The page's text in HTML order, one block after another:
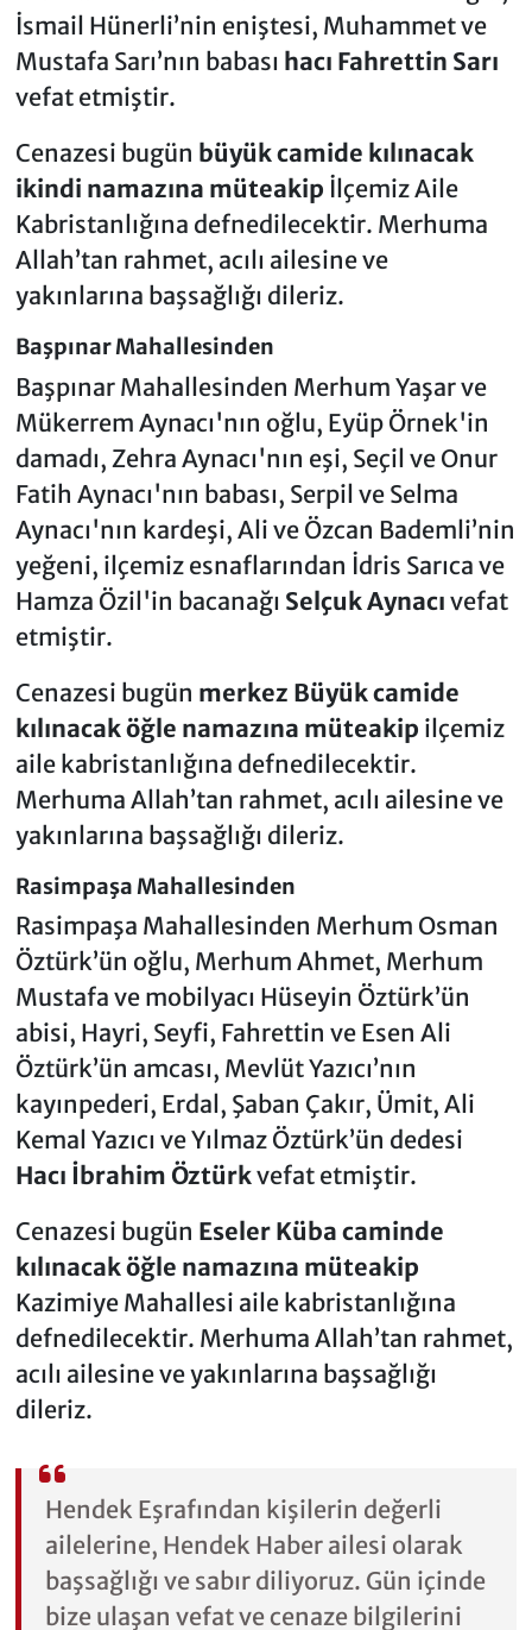
İsmail Hünerli’nin eniştesi, Muhammet ve
Mustafa Sarı’nın babası hacı Fahrettin Sarı
vefat etmiştir.
Cenazesi bugün büyük camide kılınacak
ikindi namazına müteakip İlçemiz Aile
Kabristanlığına defnedilecektir. Merhuma
Allah’tan rahmet, acılı ailesine ve
yakınlarına başsağlığı dileriz.
Başpınar Mahallesinden
Başpınar Mahallesinden Merhum Yaşar ve
Mükerrem Aynacı'nın oğlu, Eyüp Örnek'in
damadı, Zehra Aynacı'nın eşi, Seçil ve Onur
Fatih Aynacı'nın babası, Serpil ve Selma
Aynacı'nın kardeşi, Ali ve Özcan Bademli’nin
yeğeni, ilçemiz esnaflarından İdris Sarıca ve
Hamza Özil'in bacanağı Selçuk Aynacı vefat
etmiştir.
Cenazesi bugün merkez Büyük camide
kılınacak öğle namazına müteakip ilçemiz
aile kabristanlığına defnedilecektir.
Merhuma Allah’tan rahmet, acılı ailesine ve
yakınlarına başsağlığı dileriz.
Rasimpaşa Mahallesinden
Rasimpaşa Mahallesinden Merhum Osman
Öztürk’ün oğlu, Merhum Ahmet, Merhum
Mustafa ve mobilyacı Hüseyin Öztürk’ün
abisi, Hayri, Seyfi, Fahrettin ve Esen Ali
Öztürk’ün amcası, Mevlüt Yazıcı’nın
kayınpederi, Erdal, Şaban Çakır, Ümit, Ali
Kemal Yazıcı ve Yılmaz Öztürk’ün dedesi
Hacı İbrahim Öztürkvefat etmiştir.
Cenazesi bugün Eseler Küba caminde
kılınacak öğle namazına müteakip
Kazimiye Mahallesi aile kabristanlığına
defnedilecektir. Merhuma Allah’tan rahmet,
acılı ailesine ve yakınlarına başsağlığı
dileriz.
Hendek Eşrafından kişilerin değerli
ailelerine, Hendek Haber ailesi olarak
başsağlığı ve sabır diliyoruz. Gün içinde
bize ulaşan vefat ve cenaze bilgilerini